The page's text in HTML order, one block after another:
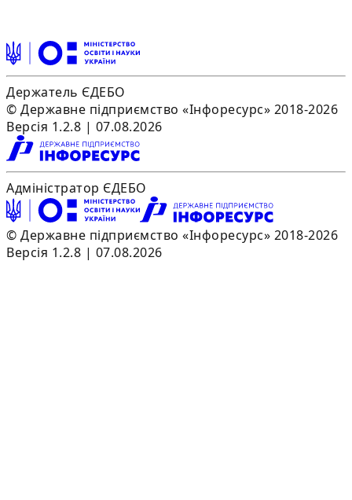
Держатель ЄДЕБО
© Державне підприємство «Інфоресурс» 2018-2026
Версія 1.2.8 | 07.08.2026
Адміністратор ЄДЕБО
© Державне підприємство «Інфоресурс» 2018-2026
Версія 1.2.8 | 07.08.2026